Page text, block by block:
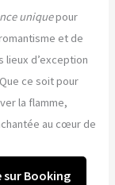
uniquepour
et de
d’exception
ce soit pour
la flamme,
au cœur de
sur Booking